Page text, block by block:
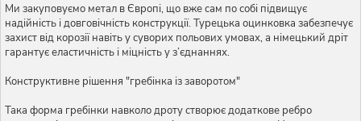
Ми закуповуємо метал в Європі, що вже сам по собі підвищує
надійність і довговічність конструкції. Турецька оцинковка забезпечує
захист від корозії навіть у суворих польових умовах, а німецький дріт
гарантує еластичність і міцність у з’єднаннях.
Конструктивне рішення "гребінка із заворотом"
Така форма гребінки навколо дроту створює додаткове ребро